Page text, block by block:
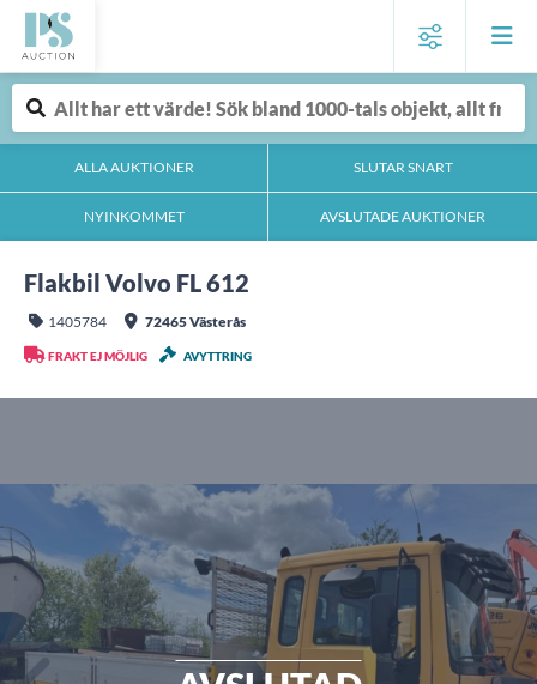
ALLA AUKTIONER SLUTAR SNART
NYINKOMMET AVSLUTADE AUKTIONER
Flakbil Volvo FL 612
1405784 72465 Västerås
FRAKT EJ MÖJLIG AVYTTRING